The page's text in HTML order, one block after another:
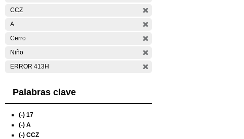
CCZ
A
Cerro
Niño
ERROR 413H
Palabras clave
(-) 17
(-) A
(-) CCZ